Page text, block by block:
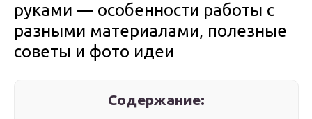
руками — особенности работы с
разными материалами, полезные
советы и фото идеи
Содержание: